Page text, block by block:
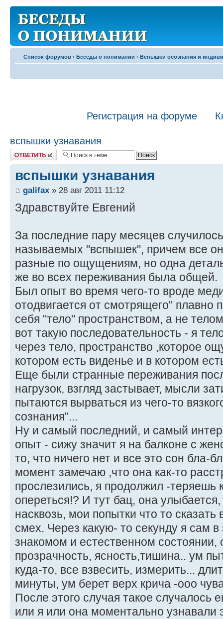
Список форумов ‹ Беседы о понимании ‹ Вспышки осознания и
Регистрация на форуме
вспышки узнавания
Ответить
вспышки узнавания
galifax » 28 авг 2011 11:12
Здравствуйте Евгений
За последние пару месяцев
называемых "вспышек", причем все
разные по ощущениям, но одна
же во всех переживания была общей.
Был опыт во время чего-то вроде
отодвигается от смотрящего"
себя "тело" пространством, а не
вот такую последовательность - я
через тело, пространство ,которое
котором есть виденье и в котором
Еще были странные переживания
нагрузок, взгляд застывает, мысли
пытаются вырваться из чего-то
сознания"...
Ну и самый последний, и самый
опыт - сижу значит я на балконе с
то, что ничего нет и все это сон бла-
момент замечаю ,что она как-то
прослезились, я продолжил -теряешь
опереться!? И тут бац, она
насквозь, мои попытки что то
смех. Через какую- то секунду я сам
знакомом и естественном состоянии,
прозрачность, ясность,тишина.. ум
куда-то, все взвесить, измерить...
минуты, ум берет верх крича -ооо
После этого случая такое случалось
или я или она моментально узнавали